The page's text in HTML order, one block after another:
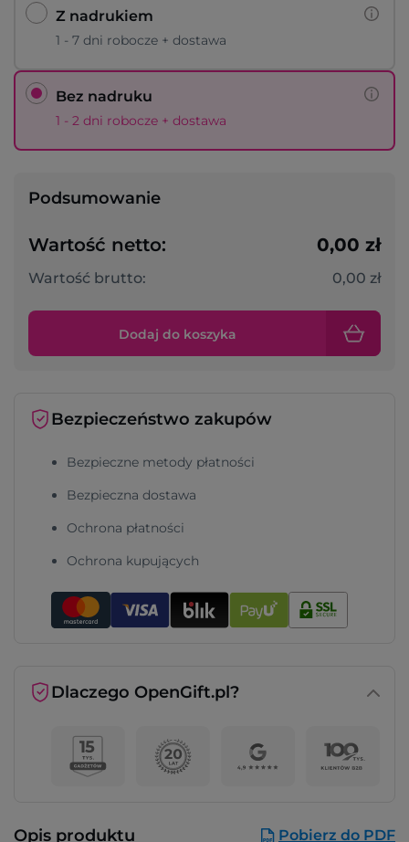
Z nadrukiem
1 - 7 dni robocze + dostawa
Bez nadruku
1 - 2 dni robocze + dostawa
Podsumowanie
Wartość netto: 0,00 zł
Wartość brutto: 0,00 zł
Dodaj do koszyka
Bezpieczeństwo zakupów
Bezpieczne metody płatności
Bezpieczna dostawa
Ochrona płatności
Ochrona kupujących
Dlaczego OpenGift.pl?
Opis produktu Pobierz do PDF